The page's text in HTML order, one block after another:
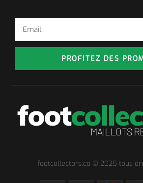
PROFITEZ DES
footcollectors.co © 2025 tous